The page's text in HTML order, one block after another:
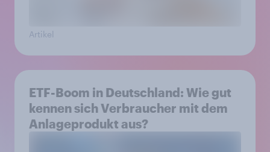
Artikel
ETF-Boom in Deutschland: Wie gut
kennen sich Verbraucher mit dem
Anlageprodukt aus?